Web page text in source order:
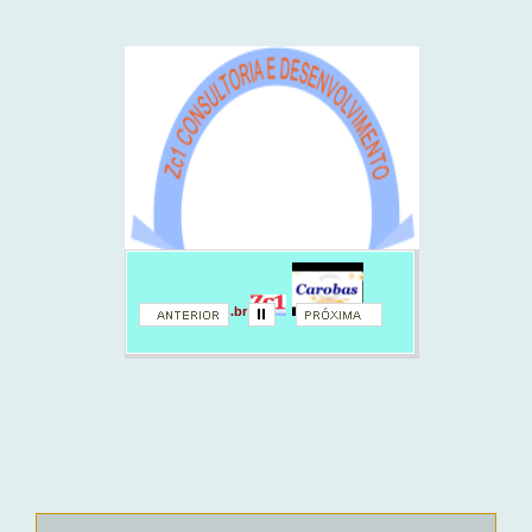
zc1.com.br